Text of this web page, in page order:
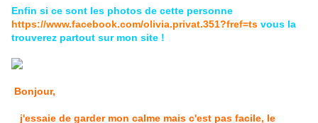
Enfin si ce sont les photos de cette personne
https://www.facebook.com/olivia.privat.351?fref=ts vous la
trouverez partout sur mon site !
Bonjour,
j'essaie de garder mon calme mais c'est pas facile, le